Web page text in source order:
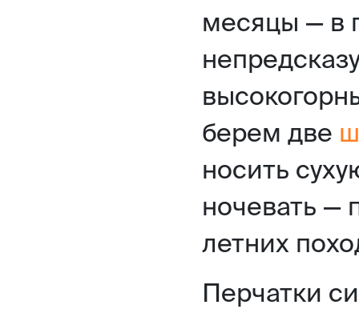
месяцы — в
берем две
носить
ночевать —
летних
Перчатки